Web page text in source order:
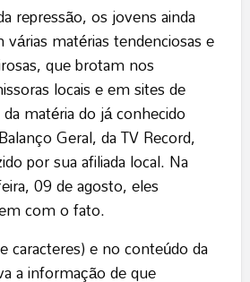
repressão, os jovens ainda
matérias tendenciosas e
que brotam nos
locais e em sites de
matéria do já conhecido
Geral, da TV Record,
por sua afiliada local. Na
09 de agosto, eles
com o fato.
caracteres) e no conteúdo da
a informação de que